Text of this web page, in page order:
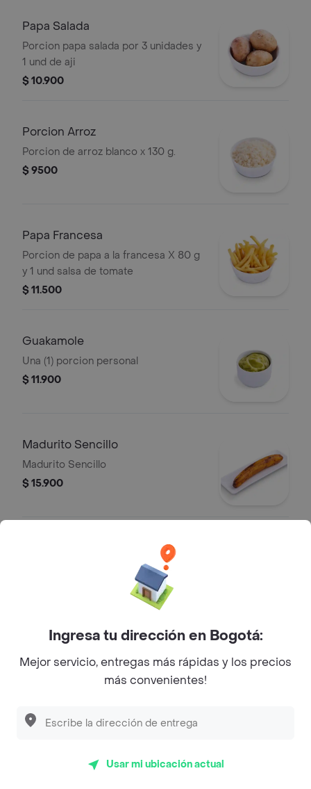
Papa Salada
Porcion papa salada por 3 unidades y
1 und de aji
$ 10.900
Porcion Arroz
Porcion de arroz blanco x 130 g.
$ 9500
Papa Francesa
Porcion de papa a la francesa X 80 g
y 1 und salsa de tomate
$ 11.500
Guakamole
Una (1) porcion personal
$ 11.900
Madurito Sencillo
Madurito Sencillo
$ 15.900
Porcion de arepas por 4 unidades.
Porcion de papas de la casa X 140 g y
1 und de salsa kokoriko
Madurito con queso y bocadillo
Ingresa tu dirección en Bogotá:
Mejor servicio, entregas más rápidas y los precios
más convenientes!
Usar mi ubicación actual